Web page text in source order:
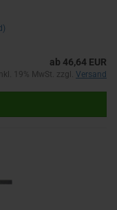
ab 46,64 EUR
19% MwSt. zzgl. Versand